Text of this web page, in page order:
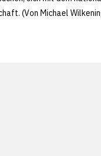
(Von Michael